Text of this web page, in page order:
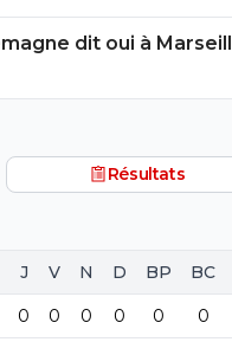
"gneuh gneuh c'est
qu'on joue les
flop a city, mettre 50M
on va vouloir me faire
faire foutre C'est
dit oui à
Résultats
J V N D BP BC
0 0 0 0 0 0